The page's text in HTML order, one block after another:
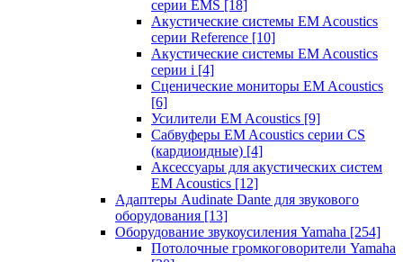
серии EMS [18]
Акустические системы EM Acoustics
серии Reference [10]
Акустические системы EM Acoustics
серии i [4]
Сценические мониторы EM Acoustics
[6]
Усилители EM Acoustics [9]
Сабвуферы EM Acoustics серии CS
(кардиоидные) [4]
Аксессуары для акустических систем
EM Acoustics [12]
Адаптеры Audinate Dante для звукового
оборудования [13]
Оборудование звукоусиления Yamaha [254]
Потолочные громкоговорители Yamaha